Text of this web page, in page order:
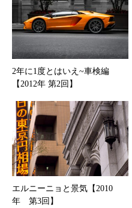
2年に1度とはいえ~車検編
【2012年 第2回】
エルニーニョと景気【2010
年 第3回】